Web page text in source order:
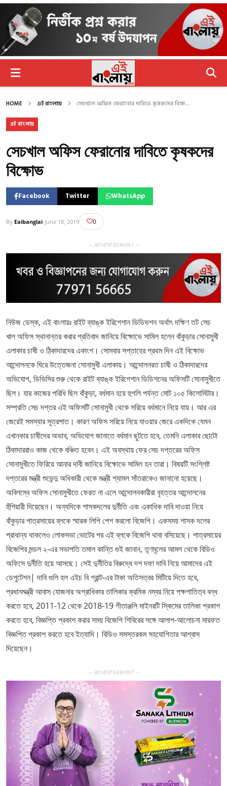
HOME এই বাংলায় সেচখাল অফিস ফেরানোর দাবিতে কৃষকদের বিক্ষ...
এই বাংলায়
সেচখাল অফিস ফেরানোর দাবিতে কৃষকদের
বিক্ষোভ
Facebook Twitter WhatsApp
By Eaibanglai-June 18, 2019 0
— ADVERTISEMENT —
নিউজ ডেস্ক, এই বাংলায়ঃ রাইট ব্যাঙ্ক ইরিগেশান ডিডিভশন অর্থাৎ দক্ষিণ তট সেচ
খাল অফিস স্থানান্তর করার প্রতিবাদ জানিয়ে বিক্ষোভে সামিল হলেন বাঁকুড়ার সোনামুখী
এলাকার চাষী ও ঠিকাদারদের একাংশ। সোমবার সপ্তাহের প্রথম দিন এই বিক্ষোভ
আন্দোলনকে ঘিরে উত্তেজনা সোনামুখী এলাকায়। আন্দোলনরত চাষী ও ঠিকাদারদের
অভিযোগ, ডিভিসির শুরু থেকে রাইট ব্যাঙ্ক ইরিগেশান ডিডিশনের অফিসটি সোনামুখীতে
ছিল। যার কাজের পরিধি ছিল বাঁকুড়া, বর্ধমান হয়ে হুগলি পর্যন্ত মোট ১০৫ কিলোমিটার।
সম্প্রতি সেচ দপ্তর এই অফিসটি সোনামুখী থেকে সরিয়ে বর্ধমানে নিয়ে যায়। আর এর
জেরেই সমস্যার সূত্রপাত। কারণ অফিস সরিয়ে নিয়ে যাওয়ার জেরে একদিকে যেমন
এখানকার চাষীদের অভাব, অভিযোগ জানাতে বর্ধমান ছুটতে হবে, তেমনি এলাকার ছোটো
ঠিকাদাররাও কাজ থেকে বঞ্চিত হবেন। এই অবস্থায় ফের সেচ দপ্তরের অফিস
সোনামুখীতে ফিরিয়ে আনার দাবী জানিয়ে বিক্ষোভে সামিল হন তারা। বিষয়টি সংশ্লিষ্ট
দপ্তরের মন্ত্রী শুভেন্দু অধিকারী থেকে মন্ত্রী শ্যামল সাঁতরাকেও জানানো হয়েছে।
অবিলম্বে অফিস সোনামুখীতে ফেরত না এলে আন্দোলনকারীরা বৃহত্তর আন্দোলনের
হুঁশিয়ারী দিয়েছেন। অন্যদিকে শাসকদলের দুর্নীতি এবং একাধিক দাবি দাওয়া নিয়ে
বাঁকুড়ার পাত্রসায়ের ব্লকে স্মারক লিপি পেশ করলো বিজেপি। একসময় শাসক দলের
প্রাধান্য থাকলেও লোকসভা ভোটের পর এই ব্লকে বিজেপি থাবা বসিয়েছে। পাত্রসায়ের
বিজেপির মন্ডল ২-এর সভাপতি তমাল কান্তি গুই জানান, তৃণমূলের আমল থেকে বিডিও
অফিসে দুর্নীতি হয়ে আসছে। সেই দুর্নীতির বিরুদ্ধে দশ দফা দাবি নিয়ে আমাদের এই
ডেপুটেশন| দাবি গুলি হল এইচ বি গ্রান্ট-এর টাকা অতিসত্বর মিটিয়ে দিতে হবে,
প্রধানমন্ত্রী আবাস যোজনার অগ্রাধিকার তালিকার ক্রমিক নম্বর নিয়ে পক্ষপাতিত্ব বন্ধ
করতে হবে, 2011-12 থেকে 2018-19 গীতাঞ্জলি মাইনরটি স্কিমের তালিকা প্রকাশ
করতে হবে, বিজ্ঞপ্তি প্রকাশ করার সময় বিজেপি শিবিরের সঙ্গে আলাপ-আলোচনা মারফত
বিজ্ঞপ্তি প্রকাশ করতে হবে ইত্যাদি। বিডিও সমস্তরকম সহযোগিতার আশ্বাস
দিয়েছেন।
— ADVERTISEMENT —